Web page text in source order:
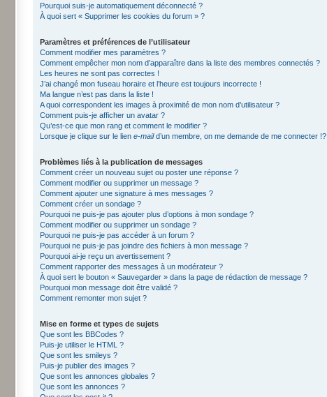
Pourquoi suis-je automatiquement déconnecté ?
À quoi sert « Supprimer les cookies du forum » ?
Paramètres et préférences de l’utilisateur
Comment modifier mes paramètres ?
Comment empêcher mon nom d’apparaître dans la liste des membres connectés ?
Les heures ne sont pas correctes !
J’ai changé mon fuseau horaire et l’heure est toujours incorrecte !
Ma langue n’est pas dans la liste !
A quoi correspondent les images à proximité de mon nom d’utilisateur ?
Comment puis-je afficher un avatar ?
Qu’est-ce que mon rang et comment le modifier ?
Lorsque je clique sur le lien e-maild’un membre, on me demande de me connecter !?
Problèmes liés à la publication de messages
Comment créer un nouveau sujet ou poster une réponse ?
Comment modifier ou supprimer un message ?
Comment ajouter une signature à mes messages ?
Comment créer un sondage ?
Pourquoi ne puis-je pas ajouter plus d’options à mon sondage ?
Comment modifier ou supprimer un sondage ?
Pourquoi ne puis-je pas accéder à un forum ?
Pourquoi ne puis-je pas joindre des fichiers à mon message ?
Pourquoi ai-je reçu un avertissement ?
Comment rapporter des messages à un modérateur ?
À quoi sert le bouton « Sauvegarder » dans la page de rédaction de message ?
Pourquoi mon message doit être validé ?
Comment remonter mon sujet ?
Mise en forme et types de sujets
Que sont les BBCodes ?
Puis-je utiliser le HTML ?
Que sont les smileys ?
Puis-je publier des images ?
Que sont les annonces globales ?
Que sont les annonces ?